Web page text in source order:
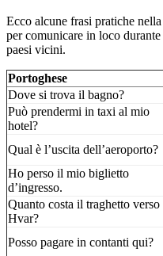
Ecco alcune frasi pratiche
per comunicare in loco
paesi vicini.
Portoghese
Dove si trova il bagno?
Può prendermi in taxi al mio
hotel?
Qual è l’uscita dell’aeroporto?
Ho perso il mio biglietto
d’ingresso.
Quanto costa il traghetto verso
Hvar?
Posso pagare in contanti qui?